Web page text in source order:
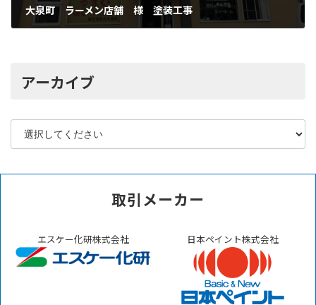
大泉町 ラーメン店舗 様 塗装工事
アーカイブ
取引メーカー
エスケー化研株式会社 日本ペイント株式会社